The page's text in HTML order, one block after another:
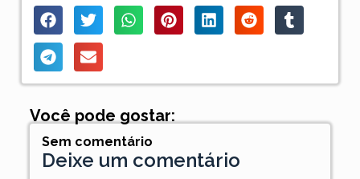
Você pode gostar:
Sem comentário
Deixe um comentário